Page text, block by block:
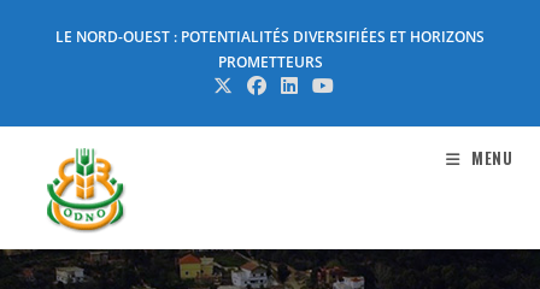
LE NORD-OUEST : POTENTIALITÉS DIVERSIFIÉES ET HORIZONS
PROMETTEURS
MENU